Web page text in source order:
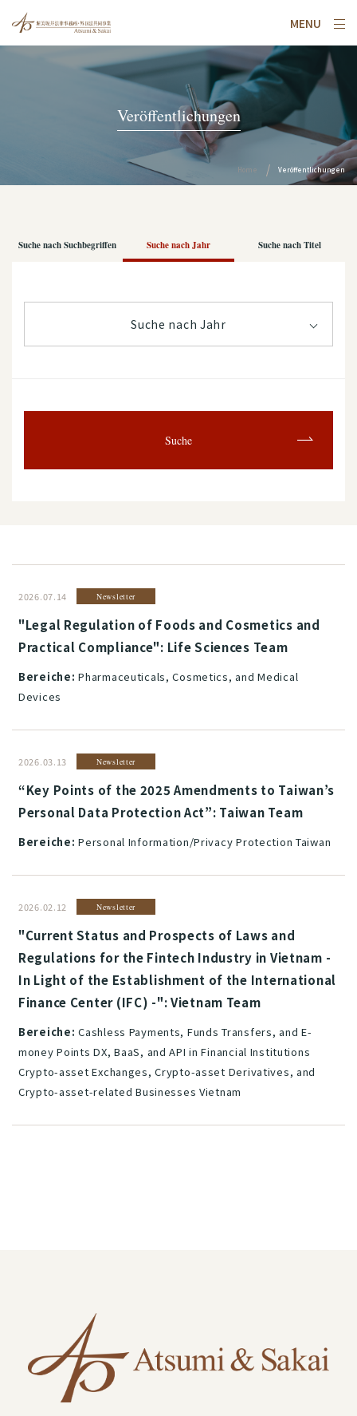
MENU
Veröffentlichungen
Home Veröffentlichungen
Suche nach Suchbegriffen Suche nach Jahr Suche nach Titel
Suche nach Jahr
Suche
2026.07.14 Newsletter
"Legal Regulation of Foods and Cosmetics and
Practical Compliance": Life Sciences Team
Bereiche: Pharmaceuticals, Cosmetics, and Medical
Devices
2026.03.13 Newsletter
“Key Points of the 2025 Amendments to Taiwan’s
Personal Data Protection Act”: Taiwan Team
Bereiche: Personal Information/Privacy Protection Taiwan
2026.02.12 Newsletter
"Current Status and Prospects of Laws and
Regulations for the Fintech Industry in Vietnam -
In Light of the Establishment of the International
Finance Center (IFC) -": Vietnam Team
Bereiche: Cashless Payments, Funds Transfers, and E-
money Points DX, BaaS, and API in Financial Institutions
Crypto-asset Exchanges, Crypto-asset Derivatives, and
Crypto-asset-related Businesses Vietnam